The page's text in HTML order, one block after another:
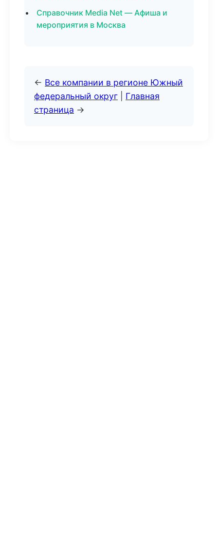
Справочник Media Net — Афиша и
мероприятия в Москва
← Все компании в регионе Южный
федеральный округ
Главная
страница →